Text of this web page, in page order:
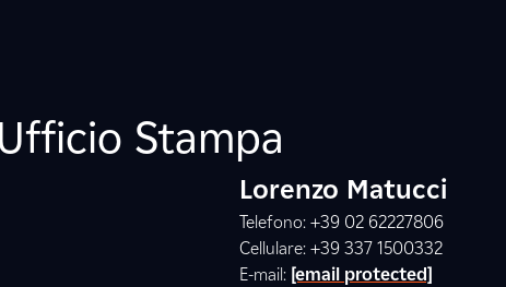
Stampa
Lorenzo Matucci
Telefono: +39 02 62227806
Cellulare: +39 337 1500332
E-mail: [email protected]